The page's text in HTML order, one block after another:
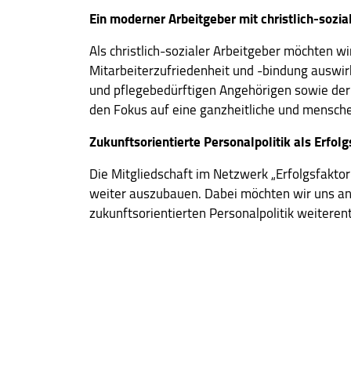
Ein moderner Arbeitgeber mit christlich-
Als christlich-sozialer Arbeitgeber möchten
Mitarbeiterzufriedenheit und -bindung
und pflegebedürftigen Angehörigen sowie
den Fokus auf eine ganzheitliche und
Zukunftsorientierte Personalpolitik als
Die Mitgliedschaft im Netzwerk
weiter auszubauen. Dabei möchten wir uns
zukunftsorientierten Personalpolitik
House, Barrow Street, Dublin 4,
Der Google Tag Manager bindet
Tracking- oder Statistik-Tools
(insbesondere Google Analytics)
unserer Webseite ein. Es werden
auch an Google-Server in den USA
übertragen.